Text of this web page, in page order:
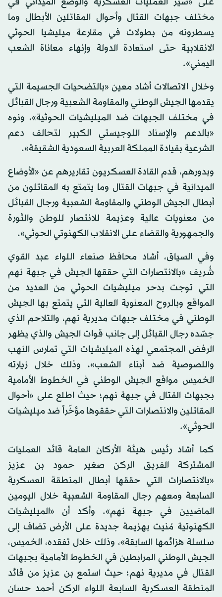
مختلف جبهات القتال وأحوال المقاتلين الأبطال وما
يسطرونه من بطولات في مقارعة ميليشيا الحوثي
الانقلابية حتى استعادة الدولة وإنهاء معاناة الشعب
اليمني».
وخلال الاتصالات أشاد معين «بالتضحيات الجسيمة التي
يقدمها الجيش الوطني والمقاومة الشعبية ورجال القبائل
في مختلف الجبهات ضد الميليشيات الحوثية»، ونوه
«بالدعم والإسناد اللوجيستي الكبير لتحالف دعم
الشرعية بقيادة المملكة العربية السعودية الشقيقة».
وبدورهم، قدم القادة العسكريون تقاريرهم عن «الأوضاع
الميدانية في جبهات القتال وما يتمتع به المقاتلون من
أبطال الجيش الوطني والمقاومة الشعبية ورجال القبائل
من معنويات عالية وعزيمة للانتصار للوطن والثورة
والجمهورية والقضاء على الانقلاب الكهنوتي الحوثي».
وفي السياق، أشاد محافظ صنعاء اللواء عبد القوي
شُريف «بالانتصارات التي حققها الجيش في جبهة نهم
التي توجت بدحر ميليشيات الحوثي من العديد من
المواقع وبالروح المعنوية العالية التي يتمتع بها الجيش
الوطني في مختلف جبهات مديرية نهم، والتلاحم الذي
جسّده رجال القبائل إلى جانب قوات الجيش والذي يظهر
الرفض المجتمعي لهذه الميليشيات التي تمارس النهب
واللصوصية ضد أبناء الشعب»، وذلك خلال زيارته
الخميس مواقع الجيش الوطني في الخطوط الأمامية
بجبهات القتال في جبهة نهم؛ حيث اطلع على «أحوال
المقاتلين والانتصارات التي حققوها مؤخّراً ضد ميليشيات
الحوثي».
كما أشاد رئيس هيئة الأركان العامة قائد العمليات
المشتركة الفريق الركن صغير حمود بن عزيز
«بالانتصارات التي حققها أبطال المنطقة العسكرية
السابعة ومعهم رجال المقاومة الشعبية خلال اليومين
الماضيين في جبهة نهم». وأكد أن «الميليشيات
الكهنوتية مُنيت بهزيمة جديدة على الأرض تضاف إلى
سلسلة هزائمها السابقة»، وذلك خلال تفقده، الخميس،
الجيش الوطني المرابطين في الخطوط الأمامية بجبهات
القتال في مديرية نهم؛ حيث استمع بن عزيز من قائد
المنطقة العسكرية السابعة اللواء الركن أحمد حسان